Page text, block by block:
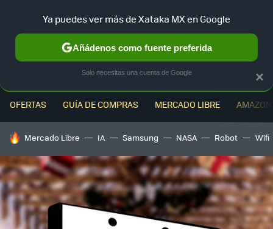
OFERTAS GUÍA DE COMPRAS MERCADO LIBRE
HOY SE HABLA DE
Mercado Libre IA Samsung NASA Robot Wifi
×
Ya puedes ver más de Xataka MX en Google
Añádenos como fuente preferida
Solo necesitas una cuenta de Google